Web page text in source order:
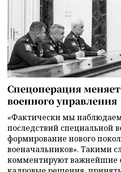
Спецоперация
военного управления
«Фактически мы
последствий специальной
формирование нового
военачальников». Такими
комментируют важнейшие